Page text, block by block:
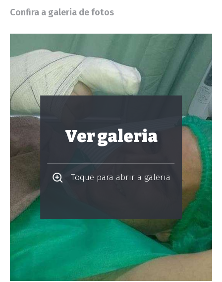
Confira a galeria de fotos
Ver galeria
Toque para abrir a galeria